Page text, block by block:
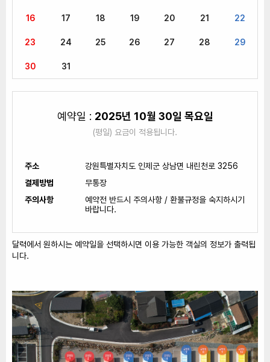
16 17 18 19 20 21 22
23 24 25 26 27 28 29
30 31
예약일 : 2025년 10월 30일 목요일
(평일) 요금이 적용됩니다.
주소
강원특별자치도 인제군 상남면 내린천로 3256
결제방법
무통장
주의사항
예약전 반드시 주의사항 / 환불규정을 숙지하시기
바랍니다.
달력에서 원하시는 예약일을 선택하시면 이용 가능한 객실의 정보가 출력됩
니다.